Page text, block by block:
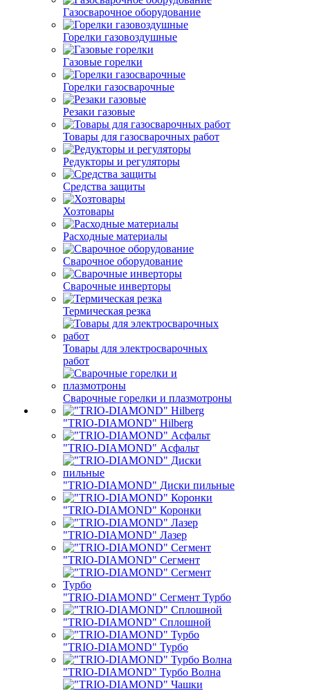
Газосварочное оборудование
Горелки газовоздушные
Газовые горелки
Горелки газосварочные
Резаки газовые
Товары для газосварочных работ
Редукторы и регуляторы
Средства защиты
Хозтовары
Расходные материалы
Сварочное оборудование
Сварочные инверторы
Термическая резка
Товары для электросварочных
работ
Сварочные горелки и плазмотроны
"TRIO-DIAMOND" Hilberg
"TRIO-DIAMOND" Асфальт
"TRIO-DIAMOND" Диски пильные
"TRIO-DIAMOND" Коронки
"TRIO-DIAMOND" Лазер
"TRIO-DIAMOND" Сегмент
"TRIO-DIAMOND" Сегмент Турбо
"TRIO-DIAMOND" Сплошной
"TRIO-DIAMOND" Турбо
"TRIO-DIAMOND" Турбо Волна